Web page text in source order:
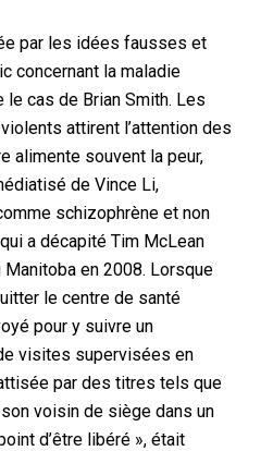
par les idées fausses et
concernant la maladie
le cas de Brian Smith. Les
attirent l’attention des
alimente souvent la peur,
de Vince Li,
schizophrène et non
a décapité Tim McLean
Manitoba en 2008. Lorsque
le centre de santé
pour y suivre un
visites supervisées en
par des titres tels que
voisin de siège dans un
d’être libéré », était